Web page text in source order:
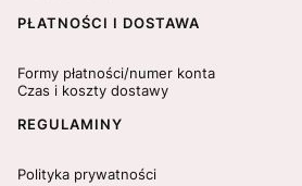
PŁATNOŚCI I DOSTAWA
Formy płatności/numer konta
Czas i koszty dostawy
REGULAMINY
Polityka prywatności